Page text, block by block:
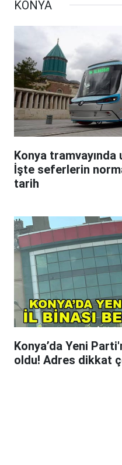
KONYA
Konya tramvayında
İşte seferlerin
tarih
Konya’da Yeni
oldu! Adres dikkat